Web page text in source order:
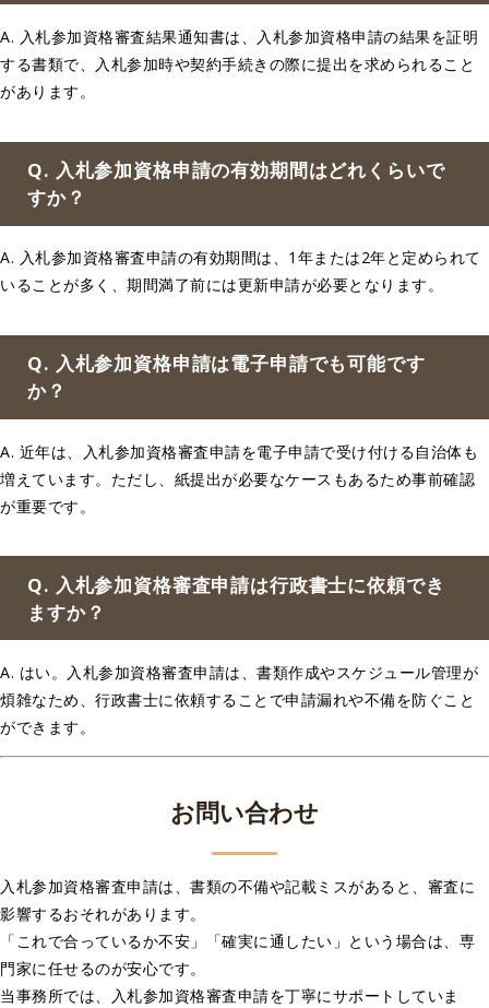
A. 入札参加資格審査結果通知書は、入札参加資格申請の結果を証明
する書類で、入札参加時や契約手続きの際に提出を求められること
があります。
Q. 入札参加資格申請の有効期間はどれくらいで
すか？
A. 入札参加資格審査申請の有効期間は、1年または2年と定められて
いることが多く、期間満了前には更新申請が必要となります。
Q. 入札参加資格申請は電子申請でも可能です
か？
A. 近年は、入札参加資格審査申請を電子申請で受け付ける自治体も
増えています。ただし、紙提出が必要なケースもあるため事前確認
が重要です。
Q. 入札参加資格審査申請は行政書士に依頼でき
ますか？
A. はい。入札参加資格審査申請は、書類作成やスケジュール管理が
煩雑なため、行政書士に依頼することで申請漏れや不備を防ぐこと
ができます。
お問い合わせ
入札参加資格審査申請は、書類の不備や記載ミスがあると、審査に
影響するおそれがあります。
「これで合っているか不安」「確実に通したい」という場合は、専
門家に任せるのが安心です。
当事務所では、入札参加資格審査申請を丁寧にサポートしていま